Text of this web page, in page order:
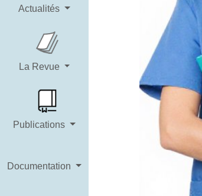
Actualités
La Revue
Publications
Documentation